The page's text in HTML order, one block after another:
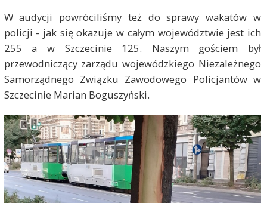
W audycji powróciliśmy też do sprawy wakatów w
policji - jak się okazuje w całym województwie jest ich
255 a w Szczecinie 125. Naszym gościem był
przewodniczący zarządu wojewódzkiego Niezależnego
Samorządnego Związku Zawodowego Policjantów w
Szczecinie Marian Boguszyński.